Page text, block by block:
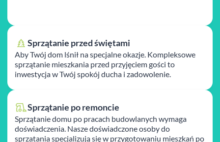
Sprzątanie przed świętami
Aby Twój dom lśnił na specjalne okazje. Kompleksowe
sprzątanie mieszkania przed przyjęciem gości to
inwestycja w Twój spokój ducha i zadowolenie.
Sprzątanie po remoncie
Sprzątanie domu po pracach budowlanych wymaga
doświadczenia. Nasze doświadczone osoby do
sprzatania specjalizują się w przygotowaniu mieszkań po